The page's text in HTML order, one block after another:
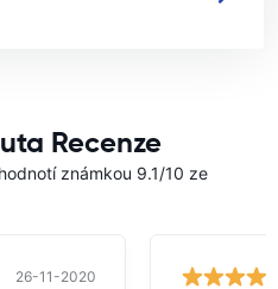
Recenze
známkou 9.1/10 ze
26-11-2020